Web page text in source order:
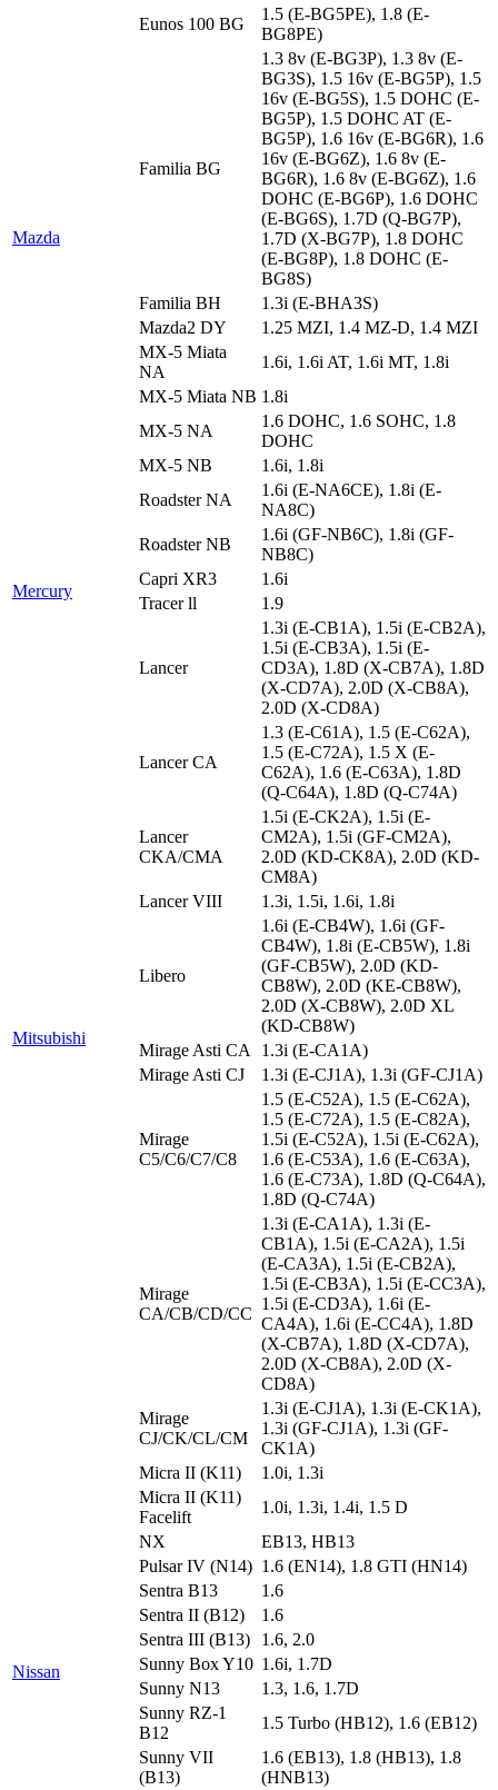
Mazda
Eunos 100 BG
1.5 (E-BG5PE), 1.8 (E-
BG8PE)
Familia BG
1.3 8v (E-BG3P), 1.3 8v (E-
BG3S), 1.5 16v (E-BG5P), 1.5
16v (E-BG5S), 1.5 DOHC (E-
BG5P), 1.5 DOHC AT (E-
BG5P), 1.6 16v (E-BG6R), 1.6
16v (E-BG6Z), 1.6 8v (E-
BG6R), 1.6 8v (E-BG6Z), 1.6
DOHC (E-BG6P), 1.6 DOHC
(E-BG6S), 1.7D (Q-BG7P),
1.7D (X-BG7P), 1.8 DOHC
(E-BG8P), 1.8 DOHC (E-
BG8S)
Familia BH
1.3i (E-BHA3S)
Mazda2 DY
1.25 MZI, 1.4 MZ-D, 1.4 MZI
MX-5 Miata
NA
1.6i, 1.6i AT, 1.6i MT, 1.8i
MX-5 Miata NB 1.8i
MX-5 NA
1.6 DOHC, 1.6 SOHC, 1.8
DOHC
MX-5 NB
1.6i, 1.8i
Roadster NA
1.6i (E-NA6CE), 1.8i (E-
NA8C)
Roadster NB
1.6i (GF-NB6C), 1.8i (GF-
NB8C)
Mercury
Capri XR3
1.6i
Tracer ll
1.9
Mitsubishi
Lancer
1.3i (E-CB1A), 1.5i (E-CB2A),
1.5i (E-CB3A), 1.5i (E-
CD3A), 1.8D (X-CB7A), 1.8D
(X-CD7A), 2.0D (X-CB8A),
2.0D (X-CD8A)
Lancer CA
1.3 (E-C61A), 1.5 (E-C62A),
1.5 (E-C72A), 1.5 X (E-
C62A), 1.6 (E-C63A), 1.8D
(Q-C64A), 1.8D (Q-C74A)
Lancer
CKA/CMA
1.5i (E-CK2A), 1.5i (E-
CM2A), 1.5i (GF-CM2A),
2.0D (KD-CK8A), 2.0D (KD-
CM8A)
Lancer VIII
1.3i, 1.5i, 1.6i, 1.8i
Libero
1.6i (E-CB4W), 1.6i (GF-
CB4W), 1.8i (E-CB5W), 1.8i
(GF-CB5W), 2.0D (KD-
CB8W), 2.0D (KE-CB8W),
2.0D (X-CB8W), 2.0D XL
(KD-CB8W)
Mirage Asti CA
1.3i (E-CA1A)
Mirage Asti CJ
1.3i (E-CJ1A), 1.3i (GF-CJ1A)
Mirage
C5/C6/C7/C8
1.5 (E-C52A), 1.5 (E-C62A),
1.5 (E-C72A), 1.5 (E-C82A),
1.5i (E-C52A), 1.5i (E-C62A),
1.6 (E-C53A), 1.6 (E-C63A),
1.6 (E-C73A), 1.8D (Q-C64A),
1.8D (Q-C74A)
Mirage
CA/CB/CD/CC
1.3i (E-CA1A), 1.3i (E-
CB1A), 1.5i (E-CA2A), 1.5i
(E-CA3A), 1.5i (E-CB2A),
1.5i (E-CB3A), 1.5i (E-CC3A),
1.5i (E-CD3A), 1.6i (E-
CA4A), 1.6i (E-CC4A), 1.8D
(X-CB7A), 1.8D (X-CD7A),
2.0D (X-CB8A), 2.0D (X-
CD8A)
Mirage
CJ/CK/CL/CM
1.3i (E-CJ1A), 1.3i (E-CK1A),
1.3i (GF-CJ1A), 1.3i (GF-
CK1A)
Nissan
Micra II (K11)
1.0i, 1.3i
Micra II (K11)
Facelift
1.0i, 1.3i, 1.4i, 1.5 D
NX
EB13, HB13
Pulsar IV (N14) 1.6 (EN14), 1.8 GTI (HN14)
Sentra B13
1.6
Sentra II (B12)
1.6
Sentra III (B13)
1.6, 2.0
Sunny Box Y10 1.6i, 1.7D
Sunny N13
1.3, 1.6, 1.7D
Sunny RZ-1
B12
1.5 Turbo (HB12), 1.6 (EB12)
Sunny VII
(B13)
1.6 (EB13), 1.8 (HB13), 1.8
(HNB13)